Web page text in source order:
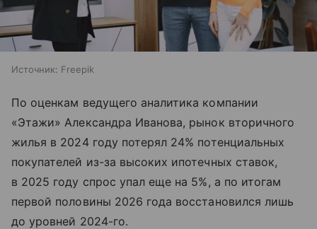
Источник: Freepik
По оценкам ведущего аналитика компании
«Этажи» Александра Иванова, рынок вторичного
жилья в 2024 году потерял 24% потенциальных
покупателей из-за высоких ипотечных ставок,
в 2025 году спрос упал еще на 5%, а по итогам
первой половины 2026 года восстановился лишь
до уровней 2024-го.